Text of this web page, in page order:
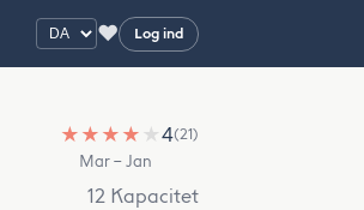
♥ Log ind
★ ★ ★ ★ ★4(21)
Mar – Jan
12 Kapacitet